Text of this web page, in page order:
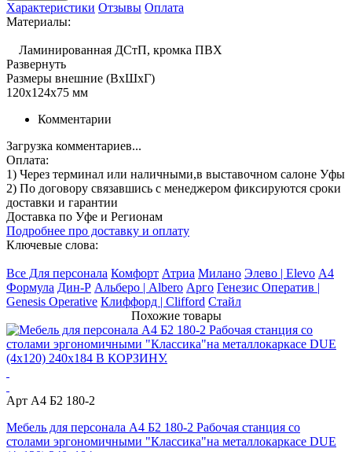
Характеристики Отзывы Оплата
Материалы:
Ламинированная ДСтП, кромка ПВХ
Развернуть
Размеры внешние (ВхШхГ)
120x124x75 мм
Комментарии
Загрузка комментариев...
Оплата:
1) Через терминал или наличными,в выставочном салоне Уфы
2) По договору связавшись с менеджером фиксируются сроки
доставки и гарантии
Доставка по Уфе и Регионам
Подробнее про доставку и оплату
Ключевые слова:
Все Для персонала Комфорт Атриа Милано Элево | Elevo А4
Формула Дин-Р Альберо | Albero Арго Генезис Оператив |
Genesis Operative Клиффорд | Clifford Стайл
Похожие товары
Арт А4 Б2 180-2
Мебель для персонала А4 Б2 180-2 Рабочая станция со
столами эргономичными "Классика"на металлокаркасе DUE